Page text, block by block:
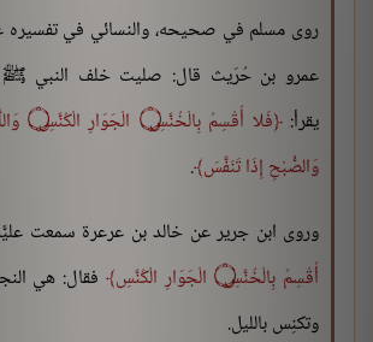
روى مسلم في صحيحه، والنسائي في تفسيره
عمرو بن حُرَيث قال: صليت خلف النبي ﷺ
يقرأ:
وَالصُّبْحِ إِذَا تَنَفَّسَ .
وروى ابن جرير عن خالد بن عرعرة سمعت
أُقْسِمُ بِالْخُنَّسِ ۝ الْجَوَارِ الْكُنَّسِ
فقال: هي
وتكنِس بالليل.